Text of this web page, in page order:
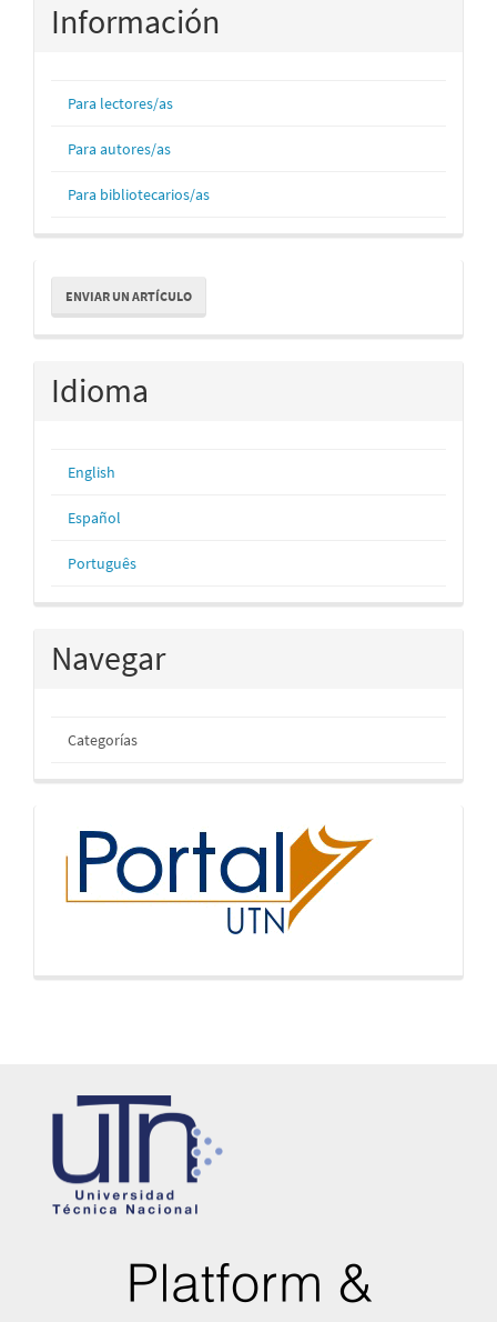
Información
Para lectores/as
Para autores/as
Para bibliotecarios/as
Enviar
un
artículo
ENVIAR UN ARTÍCULO
Idioma
English
Español
Português
Navegar
Categorías
inicio